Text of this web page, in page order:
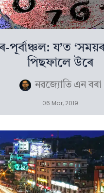
পূৰ্বাঞ্চল: য’ত
পিছফালে উৰে
নৱজ্যোতি এন বৰা
06 Mar, 2019